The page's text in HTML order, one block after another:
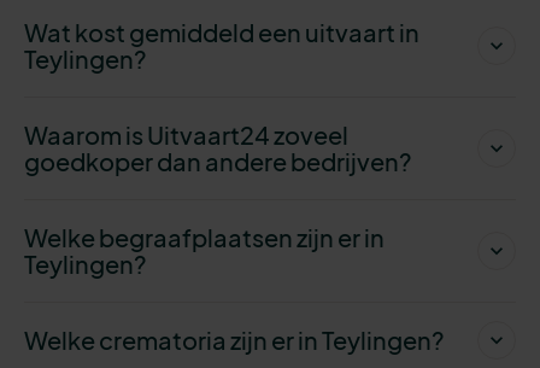
Wat kost gemiddeld een uitvaart in
Teylingen?
Waarom is Uitvaart24 zoveel
goedkoper dan andere bedrijven?
Welke begraafplaatsen zijn er in
Teylingen?
Welke crematoria zijn er in Teylingen?